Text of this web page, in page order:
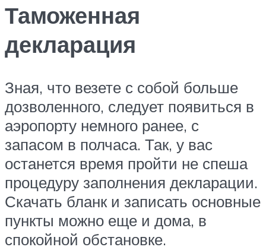
Таможенная
декларация
Зная, что везете с собой больше
дозволенного, следует появиться в
аэропорту немного ранее, с
запасом в полчаса. Так, у вас
останется время пройти не спеша
процедуру заполнения декларации.
Скачать бланк и записать основные
пункты можно еще и дома, в
спокойной обстановке.